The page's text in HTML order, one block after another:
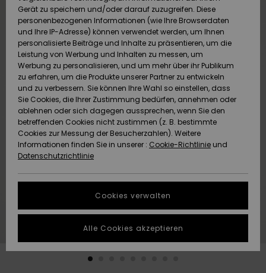
Flip-Flops
Surf
Snow
Brandneu
Highlights
Flip-Flops
Surf
Snow
Brandneu
Highlights
Snow
SURF
Highlights
Community
SNOW
Snow Shop
Damen
Highlights
Community
DOPPELTER
RABATT
Outlet
Frauen
HILFE & KONTAKT
Bezahlung
Geschenkkarte
Quiksilver
Freedom
Datenschutz
Starten Sie eine
um die
schnellste
Antwort auf Ihre
NACHHALTIGKEIT
SHOPS
QUIKSILVER APP
WUNSCHLISTE
Gerät zu speichern und/oder darauf zuzugreifen. Diese
personenbezogenen Informationen (wie Ihre Browserdaten
und Ihre IP-Adresse) können verwendet werden, um Ihnen
personalisierte Beiträge und Inhalte zu präsentieren, um die
Leistung von Werbung und Inhalten zu messen, um
Werbung zu personalisieren, und um mehr über ihr Publikum
zu erfahren, um die Produkte unserer Partner zu entwickeln
und zu verbessern. Sie können Ihre Wahl so einstellen, dass
Sie Cookies, die Ihrer Zustimmung bedürfen, annehmen oder
ablehnen oder sich dagegen aussprechen, wenn Sie den
betreffenden Cookies nicht zustimmen (z. B. bestimmte
Cookies zur Messung der Besucherzahlen). Weitere
Informationen finden Sie in unserer : Cookie-Richtlinie und
Datenschutzrichtlinie
Cookies verwalten
Alle Cookies akzeptieren